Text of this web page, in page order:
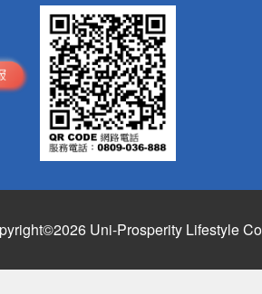
Uni-Prosperity Lifestyle